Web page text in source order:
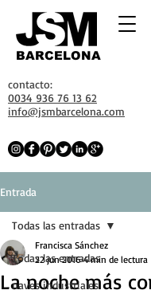
BARCELONA
contacto:
0034 936 76 13 62
info@jsmbarcelona.com
Entrada
Todas las entradas
naves industriales
Todas las entradas
La noche más
Francisca Sánchez
22 jun 2016 4 min de lectura